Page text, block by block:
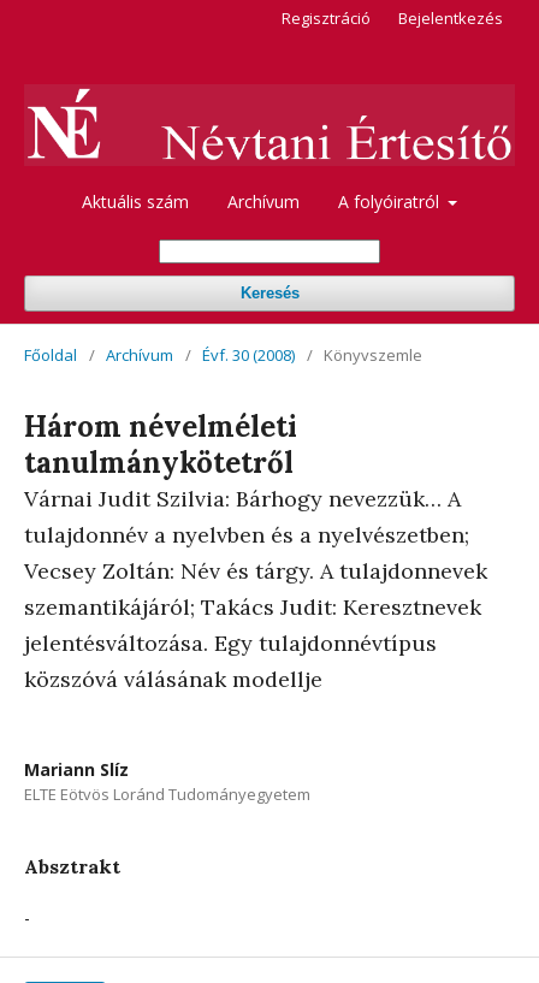
Aktuális szám Archívum A folyóiratról
Keresés
Regisztráció Bejelentkezés
Főoldal / Archívum / Évf. 30 (2008) / Könyvszemle
Három névelméleti
tanulmánykötetről
Várnai Judit Szilvia: Bárhogy nevezzük… A
tulajdonnév a nyelvben és a nyelvészetben;
Vecsey Zoltán: Név és tárgy. A tulajdonnevek
szemantikájáról; Takács Judit: Keresztnevek
jelentésváltozása. Egy tulajdonnévtípus
közszóvá válásának modellje
Mariann Slíz
ELTE Eötvös Loránd Tudományegyetem
Absztrakt
-